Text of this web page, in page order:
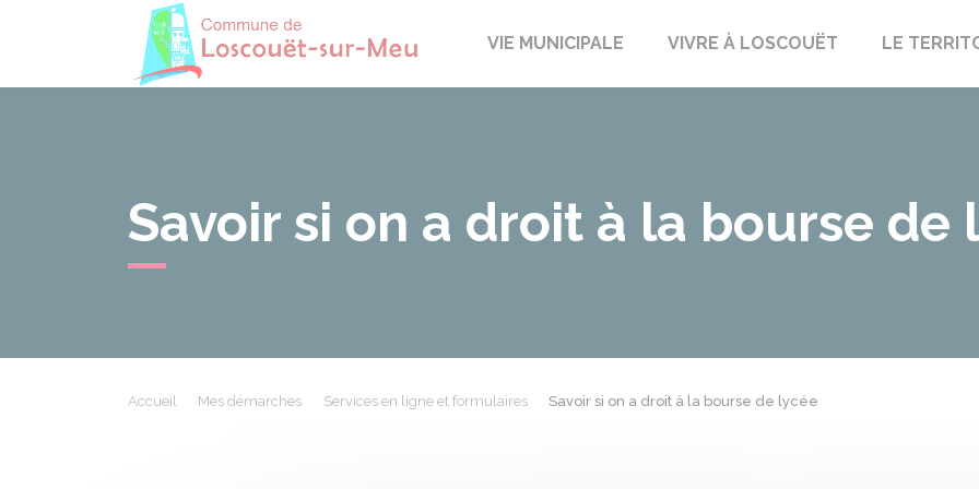
Loscouët-sur-Meu
VIE MUNICIPALE VIVRE À LOSCOUËT LE
Savoir si on a droit à la bourse de
Accueil Mes démarches Services en ligne et formulaires Savoir si on a droit à la bourse de lycée